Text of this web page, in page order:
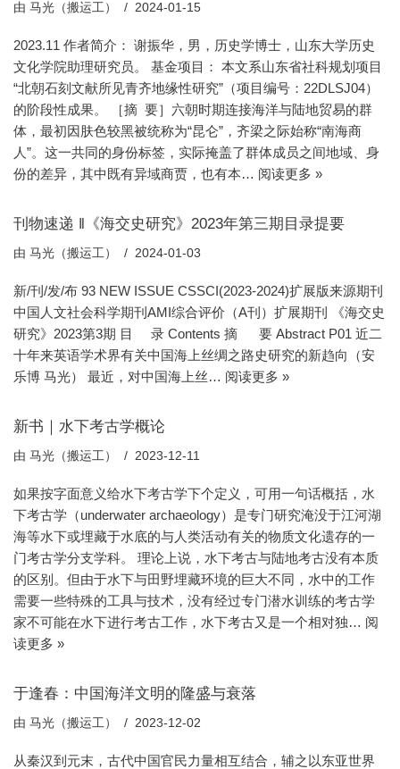
由 马光（搬运工） 2024-01-15
2023.11 作者简介： 谢振华，男，历史学博士，山东大学历史
文化学院助理研究员。 基金项目： 本文系山东省社科规划项目
“北朝石刻文献所见青齐地缘性研究”（项目编号：22DLSJ04）
的阶段性成果。 ［摘 要］六朝时期连接海洋与陆地贸易的群
体，最初因肤色较黑被统称为“昆仑”，齐梁之际始称“南海商
人”。这一共同的身份标签，实际掩盖了群体成员之间地域、身
份的差异，其中既有异域商贾，也有本… 阅读更多 »
刊物速递 ‖《海交史研究》2023年第三期目录提要
由 马光（搬运工） 2024-01-03
新/刊/发/布 93 NEW ISSUE CSSCI(2023-2024)扩展版来源期刊
中国人文社会科学期刊AMI综合评价（A刊）扩展期刊 《海交史
研究》2023第3期 目 录 Contents 摘 要 Abstract P01 近二
十年来英语学术界有关中国海上丝绸之路史研究的新趋向（安
乐博 马光） 最近，对中国海上丝… 阅读更多 »
新书｜水下考古学概论
由 马光（搬运工） 2023-12-11
如果按字面意义给水下考古学下个定义，可用一句话概括，水
下考古学（underwater archaeology）是专门研究淹没于江河湖
海等水下或埋藏于水底的与人类活动有关的物质文化遗存的一
门考古学分支学科。 理论上说，水下考古与陆地考古没有本质
的区别。但由于水下与田野埋藏环境的巨大不同，水中的工作
需要一些特殊的工具与技术，没有经过专门潜水训练的考古学
家不可能在水下进行考古工作，水下考古又是一个相对独… 阅
读更多 »
于逢春：中国海洋文明的隆盛与衰落
由 马光（搬运工） 2023-12-02
从秦汉到元末，古代中国官民力量相互结合，辅之以东亚世界